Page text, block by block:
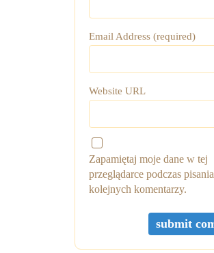
Email Address (required)
Website URL
Zapamiętaj moje dane w tej
przeglądarce podczas pisania
kolejnych komentarzy.